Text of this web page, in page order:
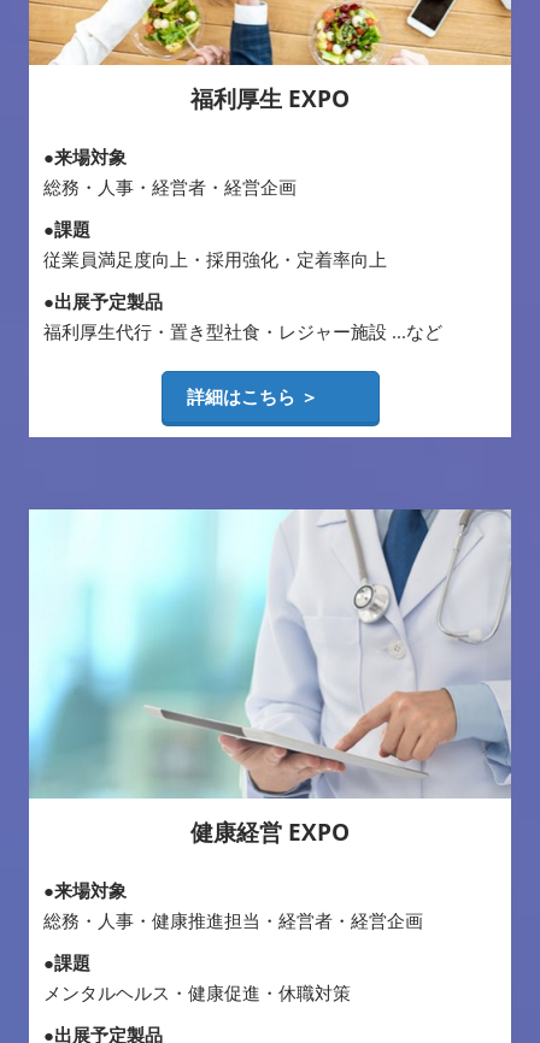
福利厚生 EXPO
●来場対象
総務・人事・経営者・経営企画
●課題
従業員満足度向上・採用強化・定着率向上
●出展予定製品
福利厚生代行・置き型社食・レジャー施設 ...など
詳細はこちら ＞
健康経営 EXPO
●来場対象
総務・人事・健康推進担当・経営者・経営企画
●課題
メンタルヘルス・健康促進・休職対策
●出展予定製品